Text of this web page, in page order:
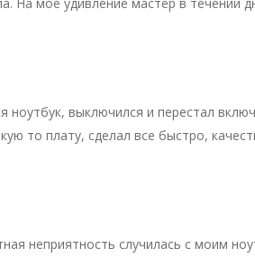
ноутбук, выключился и перестал
то плату, сделал все быстро,
неприятность случилась с моим